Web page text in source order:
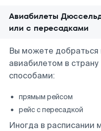
Авиабилеты
или с пересадками
Вы можете
авиабилетом в
способами:
прямым рейсом
рейс с пересадкой
Иногда в расписании